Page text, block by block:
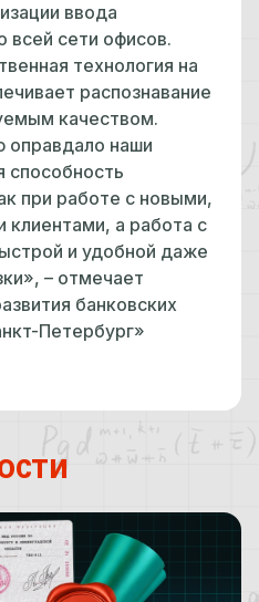
ввода
всей сети офисов.
технология на
распознавание
качеством.
оправдало наши
способность
при работе с новыми,
а работа с
и удобной даже
– отмечает
банковских
Петербург»